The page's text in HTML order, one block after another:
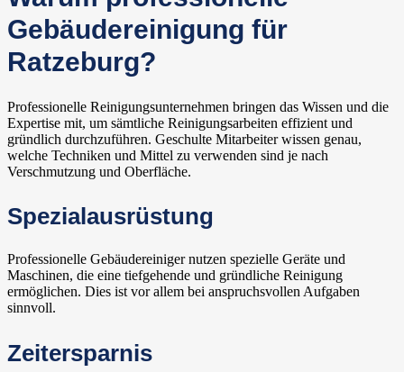
Gebäudereinigung für
Ratzeburg?
Professionelle Reinigungsunternehmen bringen das Wissen und die
Expertise mit, um sämtliche Reinigungsarbeiten effizient und
gründlich durchzuführen. Geschulte Mitarbeiter wissen genau,
welche Techniken und Mittel zu verwenden sind je nach
Verschmutzung und Oberfläche.
Spezialausrüstung
Professionelle Gebäudereiniger nutzen spezielle Geräte und
Maschinen, die eine tiefgehende und gründliche Reinigung
ermöglichen. Dies ist vor allem bei anspruchsvollen Aufgaben
sinnvoll.
Zeitersparnis